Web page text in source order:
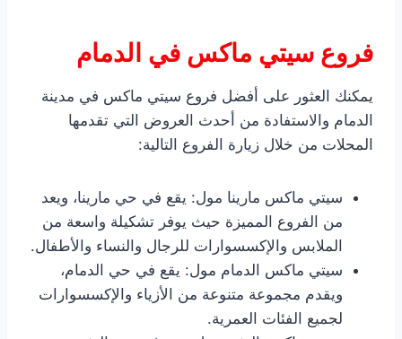
فروع سيتي ماكس في الدمام
يمكنك العثور على أفضل فروع سيتي ماكس في مدينة
الدمام والاستفادة من أحدث العروض التي تقدمها
المحلات من خلال زيارة الفروع التالية:
سيتي ماكس مارينا مول: يقع في حي مارينا، ويعد
من الفروع المميزة حيث يوفر تشكيلة واسعة من
الملابس والإكسسوارات للرجال والنساء والأطفال.
سيتي ماكس الدمام مول: يقع في حي الدمام،
ويقدم مجموعة متنوعة من الأزياء والإكسسوارات
لجميع الفئات العمرية.